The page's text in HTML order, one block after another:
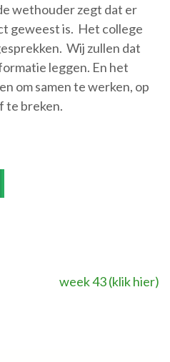
wethouder zegt dat er
geweest is. Het college
Wij zullen dat
leggen. En het
om samen te werken, op
te breken.
week 43 (klik hier)